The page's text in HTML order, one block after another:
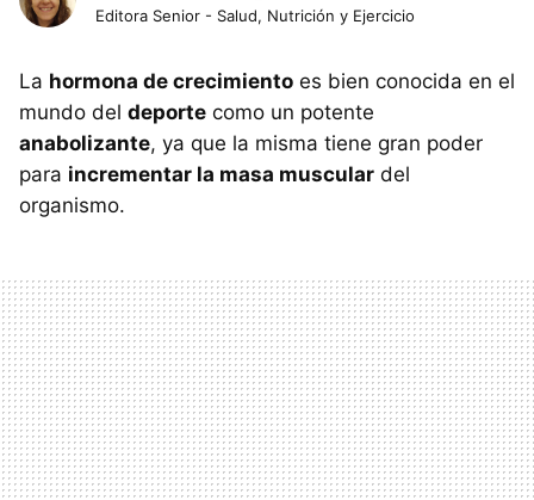
Editora Senior - Salud, Nutrición y Ejercicio
La hormona de crecimiento es bien conocida en el
mundo del deporte como un potente
anabolizante, ya que la misma tiene gran poder
para incrementar la masa muscular del
organismo.